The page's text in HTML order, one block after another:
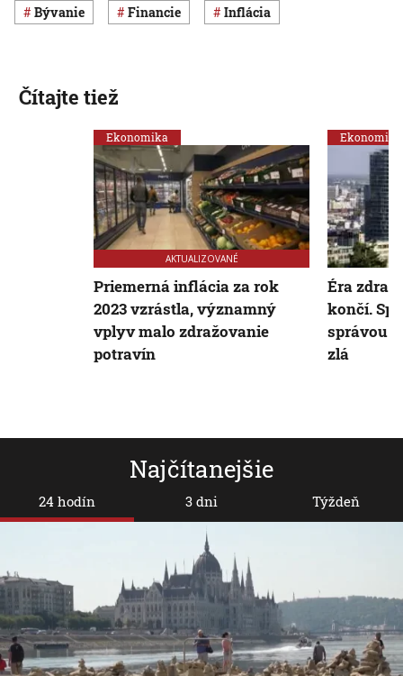
Bývanie Financie inflácia
Najčítanejšie
24 hodín 3 dni Týždeň
Čítajte tiež
Ekonomika
AKTUALIZOVANÉ
Priemerná inflácia za rok
2023 vzrástla, významný
vplyv malo zdražovanie
potravín
Ekonomika
Éra
končí.
správou
zlá